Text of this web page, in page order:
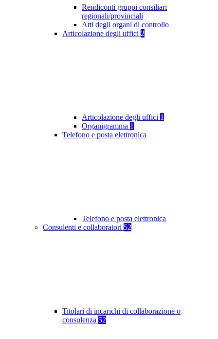
Rendiconti gruppi consiliari
regionali/provinciali
Atti degli organi di controllo
Articolazione degli uffici 2
Articolazione degli uffici 1
Organigramma 1
Telefono e posta elettronica
Telefono e posta elettronica
Consulenti e collaboratori 52
Titolari di incarichi di collaborazione o
consulenza 52